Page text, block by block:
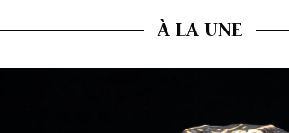
À LA UNE